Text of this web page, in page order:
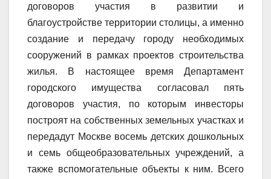
договоров участия в развитии и
благоустройстве территории столицы, а именно
создание и передачу городу необходимых
сооружений в рамках проектов строительства
жилья. В настоящее время Департамент
городского имущества согласовал пять
договоров участия, по которым инвесторы
построят на собственных земельных участках и
передадут Москве восемь детских дошкольных
и семь общеобразовательных учреждений, а
также вспомогательные объекты к ним. Всего